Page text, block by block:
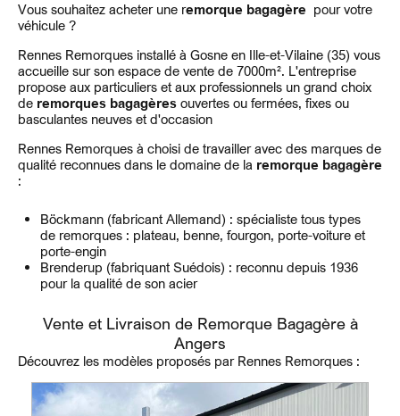
Vous souhaitez acheter une remorque bagagère pour votre
véhicule ?
Rennes Remorques installé à Gosne en Ille-et-Vilaine (35) vous
accueille sur son espace de vente de 7000m². L'entreprise
propose aux particuliers et aux professionnels un grand choix
de remorques bagagères ouvertes ou fermées, fixes ou
basculantes neuves et d'occasion
Rennes Remorques à choisi de travailler avec des marques de
qualité reconnues dans le domaine de la remorque bagagère
:
Böckmann (fabricant Allemand) : spécialiste tous types
de remorques : plateau, benne, fourgon, porte-voiture et
porte-engin
Brenderup (fabriquant Suédois) : reconnu depuis 1936
pour la qualité de son acier
Vente et Livraison de Remorque Bagagère à
Angers
Découvrez les modèles proposés par Rennes Remorques :